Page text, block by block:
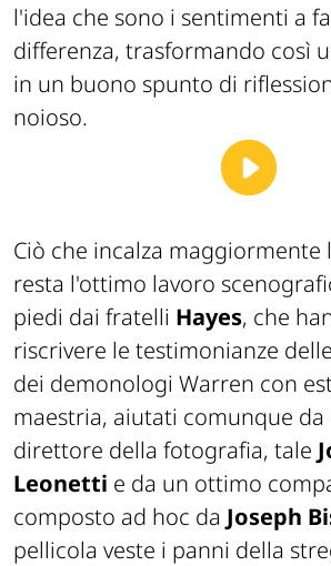
l'idea che sono i sentimenti a
differenza, trasformando così
in un buono spunto di
noioso.
Ciò che incalza
resta l'ottimo lavoro
piedi dai fratelli Hayes, che
riscrivere le testimonianze
dei demonologi Warren con
maestria, aiutati comunque
direttore della fotografia, tale
Leonetti e da un ottimo
composto ad hoc da Joseph
pellicola veste i panni della